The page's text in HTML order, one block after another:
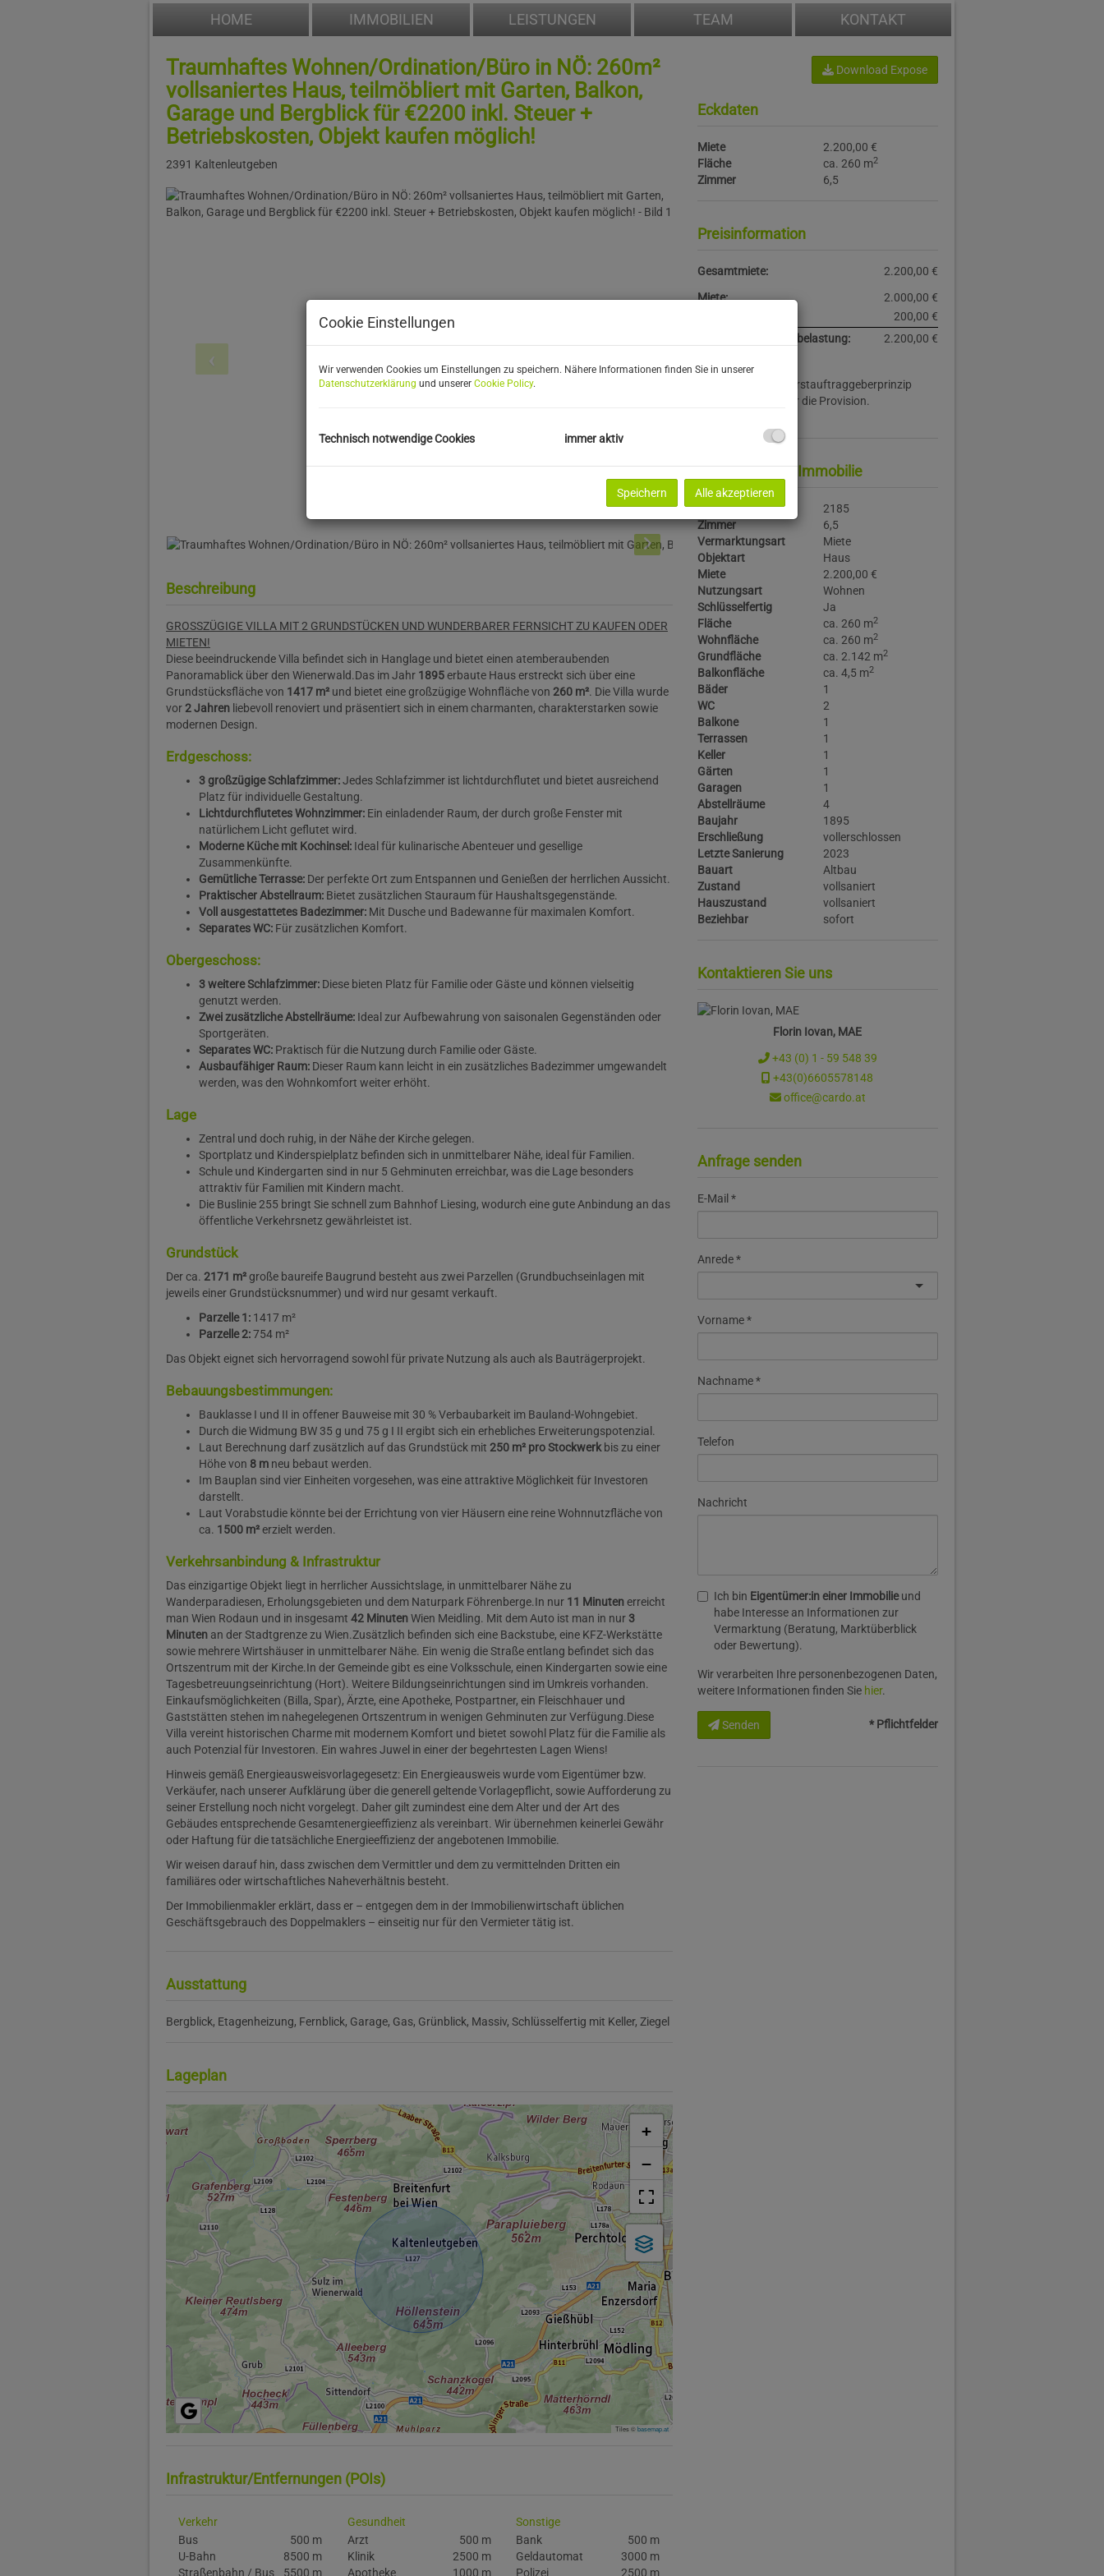
HOME IMMOBILIEN LEISTUNGEN TEAM KONTAKT
Traumhaftes Wohnen/Ordination/Büro in NÖ: 260m²
vollsaniertes Haus, teilmöbliert mit Garten, Balkon,
Garage und Bergblick für €2200 inkl. Steuer +
Betriebskosten, Objekt kaufen möglich!
2391 Kaltenleutgeben
Beschreibung
GROSSZÜGIGE VILLA MIT 2 GRUNDSTÜCKEN UND WUNDERBARER FERNSICHT ZU KAUFEN ODER
MIETEN!
Diese beeindruckende Villa befindet sich in Hanglage und bietet einen atemberaubenden
Panoramablick über den Wienerwald.Das im Jahr 1895erbaute Haus erstreckt sich über eine
Grundstücksfläche von 1417 m² und bietet eine großzügige Wohnfläche von 260 m². Die Villa wurde
vor2 Jahren liebevoll renoviert und präsentiert sich in einem charmanten, charakterstarken sowie
modernen Design.
Erdgeschoss:
3 großzügige Schlafzimmer:Jedes Schlafzimmer ist lichtdurchflutet und bietet ausreichend
Platz für individuelle Gestaltung.
Lichtdurchflutetes Wohnzimmer: Ein einladender Raum, der durch große Fenster mit
natürlichem Licht geflutet wird.
Moderne Küche mit Kochinsel: Ideal für kulinarische Abenteuer und gesellige
Zusammenkünfte.
Gemütliche Terrasse: Der perfekte Ort zum Entspannen und Genießen der herrlichen Aussicht.
Praktischer Abstellraum: Bietet zusätzlichen Stauraum für Haushaltsgegenstände.
Voll ausgestattetes Badezimmer: Mit Dusche und Badewanne für maximalen Komfort.
Separates WC: Für zusätzlichen Komfort.
Obergeschoss:
3 weitere Schlafzimmer: Diese bieten Platz für Familie oder Gäste und können vielseitig
genutzt werden.
Zwei zusätzliche Abstellräume: Ideal zur Aufbewahrung von saisonalen Gegenständen oder
Sportgeräten.
Separates WC: Praktisch für die Nutzung durch Familie oder Gäste.
Ausbaufähiger Raum: Dieser Raum kann leicht in ein zusätzliches Badezimmer umgewandelt
werden, was den Wohnkomfort weiter erhöht.
Lage
Zentral und doch ruhig, in der Nähe der Kirche gelegen.
Sportplatz und Kinderspielplatz befinden sich in unmittelbarer Nähe, ideal für Familien.
Schule und Kindergarten sind in nur 5 Gehminuten erreichbar, was die Lage besonders
attraktiv für Familien mit Kindern macht.
Die Buslinie 255 bringt Sie schnell zum Bahnhof Liesing, wodurch eine gute Anbindung an das
öffentliche Verkehrsnetz gewährleistet ist.
Grundstück
Der ca. 2171 m²große baureife Baugrund besteht aus zwei Parzellen (Grundbuchseinlagen mit
jeweils einer Grundstücksnummer) und wird nur gesamt verkauft.
Parzelle 1: 1417 m²
Parzelle 2:754 m²
Das Objekt eignet sich hervorragend sowohl für private Nutzung als auch als Bauträgerprojekt.
Bebauungsbestimmungen:
Bauklasse I und II in offener Bauweise mit 30 % Verbaubarkeit im Bauland-Wohngebiet.
Durch die Widmung BW 35 g und 75 g I II ergibt sich ein erhebliches Erweiterungspotenzial.
Laut Berechnung darf zusätzlich auf das Grundstück mit 250 m² pro Stockwerk bis zu einer
Höhe von 8 m neu bebaut werden.
Im Bauplan sind vier Einheiten vorgesehen, was eine attraktive Möglichkeit für Investoren
darstellt.
Laut Vorabstudie könnte bei der Errichtung von vier Häusern eine reine Wohnnutzfläche von
ca. 1500 m²erzielt werden.
Verkehrsanbindung & Infrastruktur
Das einzigartige Objekt liegt in herrlicher Aussichtslage, in unmittelbarer Nähe zu
Wanderparadiesen, Erholungsgebieten und dem Naturpark Föhrenberge.In nur 11 Minutenerreicht
man Wien Rodaun und in insgesamt 42 MinutenWien Meidling. Mit dem Auto ist man in nur 3
Minuten an der Stadtgrenze zu Wien.Zusätzlich befinden sich eine Backstube, eine KFZ-Werkstätte
sowie mehrere Wirtshäuser in unmittelbarer Nähe. Ein wenig die Straße entlang befindet sich das
Ortszentrum mit der Kirche.In der Gemeinde gibt es eine Volksschule, einen Kindergarten sowie eine
Tagesbetreuungseinrichtung (Hort). Weitere Bildungseinrichtungen sind im Umkreis vorhanden.
Einkaufsmöglichkeiten (Billa, Spar), Ärzte, eine Apotheke, Postpartner, ein Fleischhauer und
Gaststätten stehen im nahegelegenen Ortszentrum in wenigen Gehminuten zur Verfügung.Diese
Villa vereint historischen Charme mit modernem Komfort und bietet sowohl Platz für die Familie als
auch Potenzial für Investoren. Ein wahres Juwel in einer der begehrtesten Lagen Wiens!
Hinweis gemäß Energieausweisvorlagegesetz: Ein Energieausweis wurde vom Eigentümer bzw.
Verkäufer, nach unserer Aufklärung über die generell geltende Vorlagepflicht, sowie Aufforderung zu
seiner Erstellung noch nicht vorgelegt. Daher gilt zumindest eine dem Alter und der Art des
Gebäudes entsprechende Gesamtenergieeffizienz als vereinbart. Wir übernehmen keinerlei Gewähr
oder Haftung für die tatsächliche Energieeffizienz der angebotenen Immobilie.
Wir weisen darauf hin, dass zwischen dem Vermittler und dem zu vermittelnden Dritten ein
familiäres oder wirtschaftliches Naheverhältnis besteht.
Der Immobilienmakler erklärt, dass er – entgegen dem in der Immobilienwirtschaft üblichen
Geschäftsgebrauch des Doppelmaklers – einseitig nur für den Vermieter tätig ist.
Ausstattung
Bergblick Etagenheizung Fernblick Garage Gas Grünblick Massiv Schlüsselfertig mit Keller Ziegel
Lageplan
+
−
Tiles ©basemap.at
Infrastruktur/Entfernungen (POIs)
Verkehr
Bus
500 m
U-Bahn
8500 m
Straßenbahn / Bus
5500 m
Gesundheit
Arzt
500 m
Klinik
2500 m
Apotheke
1000 m
Sonstige
Bank
500 m
Geldautomat
3000 m
Polizei
2500 m
Download Expose
Eckdaten
Miete
2.200,00 €
Fläche
ca. 260 m2
Zimmer 6,5
Preisinformation
Gesamtmiete:
2.200,00 €
Miete:
2.000,00 €
200,00 €
monatliche Gesamtbelastung:
2.200,00 €
Gemäß Erstauftraggeberprinzip
bezahlt der Abgeber die Provision.
Basisdaten zur Immobilie
Objektnr.
2185
Zimmer
6,5
Vermarktungsart
Miete
Objektart
Haus
Miete
2.200,00 €
Nutzungsart
Wohnen
Schlüsselfertig
Ja
Fläche
ca. 260 m2
Wohnfläche ca. 260 m2
Grundfläche ca. 2.142 m2
Balkonfläche ca. 4,5 m2
Bäder
1
WC
2
Balkone
1
Terrassen
1
Keller
1
Gärten
1
Garagen
1
Abstellräume
4
Baujahr
1895
Erschließung
vollerschlossen
Letzte Sanierung
2023
Bauart
Altbau
Zustand
vollsaniert
Hauszustand
vollsaniert
Beziehbar
sofort
Kontaktieren Sie uns
Florin Iovan, MAE
+43 (0) 1 - 59 548 39
+43(0)6605578148
office@cardo.at
Anfrage senden
E-Mail
Anrede
Vorname
Nachname
Telefon
Nachricht
Ich bin Eigentümer:in einer Immobilieund
habe Interesse an Informationen zur
Vermarktung (Beratung, Marktüberblick
oder Bewertung).
Wir verarbeiten Ihre personenbezogenen Daten,
weitere Informationen finden Sie hier.
Senden * Pflichtfelder
Cookie Einstellungen
Wir verwenden Cookies um Einstellungen zu speichern. Nähere Informationen finden Sie in unserer
Datenschutzerklärung und unserer Cookie Policy.
Technisch notwendige Cookies immer aktiv
Speichern Alle akzeptieren